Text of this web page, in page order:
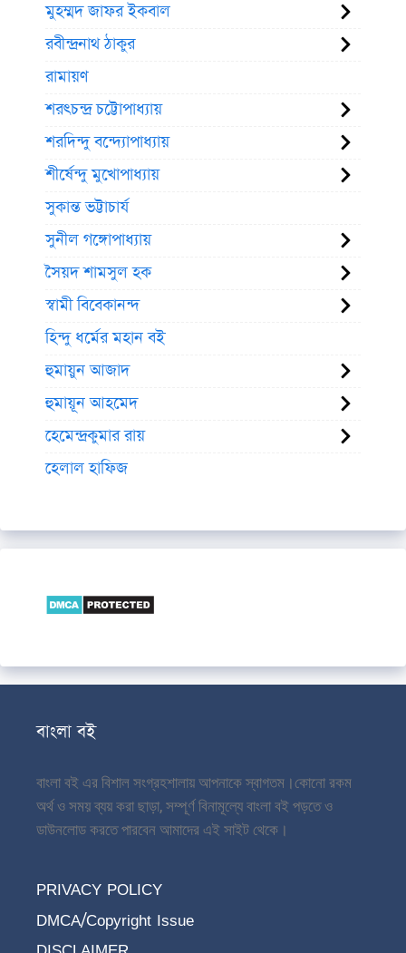
মুহম্মদ জাফর ইকবাল
রবীন্দ্রনাথ ঠাকুর
রামায়ণ
শরৎচন্দ্র চট্টোপাধ্যায়
শরদিন্দু বন্দ্যোপাধ্যায়
শীর্ষেন্দু মুখোপাধ্যায়
সুকান্ত ভট্টাচার্য
সুনীল গঙ্গোপাধ্যায়
সৈয়দ শামসুল হক
স্বামী বিবেকানন্দ
হিন্দু ধর্মের মহান বই
হুমায়ুন আজাদ
হুমায়ূন আহমেদ
হেমেন্দ্রকুমার রায়
হেলাল হাফিজ
বাংলা বই
বাংলা বই এর বিশাল সংগ্রহশালায় আপনাকে স্বাগতম।কোনো রকম
অর্থ ও সময় ব্যয় করা ছাড়া, সম্পূর্ণ বিনামূল্যে বাংলা বই পড়তে ও
ডাউনলোড করতে পারবেন আমাদের এই সাইট থেকে।
PRIVACY POLICY
DMCA/Copyright Issue